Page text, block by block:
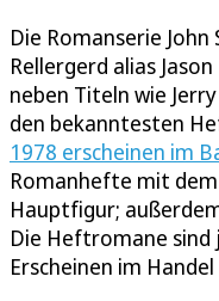
Die Romanserie
Rellergerd alias
neben Titeln wie
den bekanntesten
1978 erscheinen im
Romanhefte mit
Hauptfigur;
Die Heftromane sind
Erscheinen im